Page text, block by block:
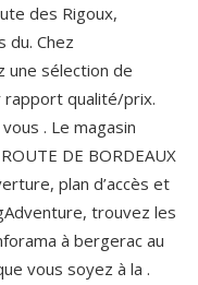
des Rigoux,
du. Chez
une sélection de
rapport qualité/prix.
. Le magasin
DE BORDEAUX
plan d’accès et
trouvez les
à bergerac au
vous soyez à la .